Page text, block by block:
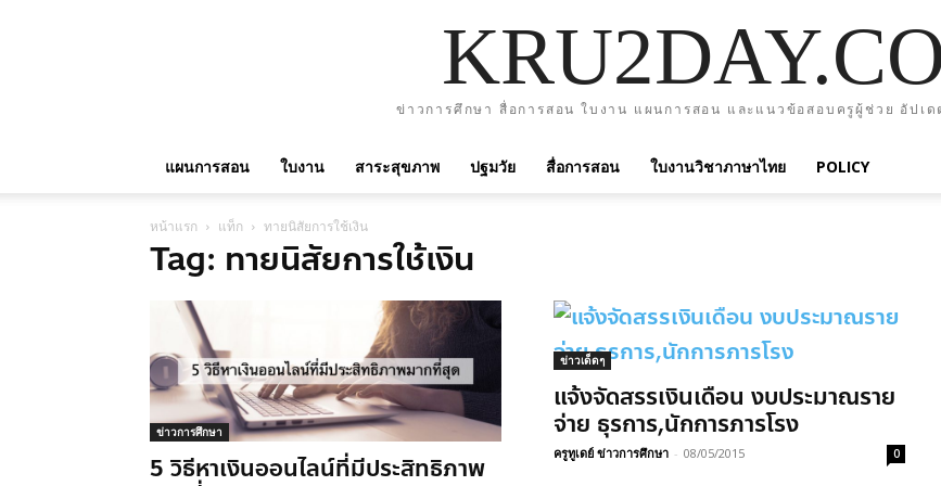
ข่าวการศึกษา สื่อการสอน ใบงาน แผนการสอน และแนวข้อสอบครูผู้ช่วย อัปเด
แผนการสอน ใบงาน สาระสุขภาพ ปฐมวัย สื่อการสอน ใบงานวิชาภาษาไทย POLICY
หน้าแรก แท็ก ทายนิสัยการใช้เงิน
Tag: ทายนิสัยการใช้เงิน
ข่าวการศึกษา
5 วิธีหาเงินออนไลน์ที่มีประสิทธิภาพ
ข่าวเด็ดๆ
แจ้งจัดสรรเงินเดือน งบประมาณราย
จ่าย ธุรการ,นักการภารโรง
ครูทูเดย์ ข่าวการศึกษา - 08/05/2015 0